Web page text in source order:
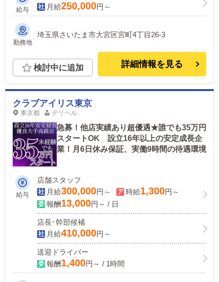
給与
月給250,000円～
勤務地
埼玉県さいたま市大宮区宮町4丁目26-3
検討中に追加 詳細情報を見る
クラブアイリス東京
東京都 デリヘル
急募！他店実績あり超優遇★誰でも35万円
スタートOK 設立16年以上の安定成長企
業！月6日休み保証、実働9時間の待遇環境
給与
店舗スタッフ
月給300,000円～ 時給1,300円～
報酬13,000円～ / 日
店長･幹部候補
月給410,000円～
送迎ドライバー
報酬1,400円～ / 1時間